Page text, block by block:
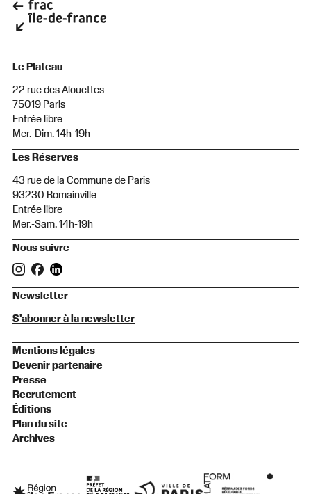
Le Plateau
22 rue des Alouettes
75019 Paris
Entrée libre
Mer.-Dim. 14h-19h
Les Réserves
43 rue de la Commune de Paris
93230 Romainville
Entrée libre
Mer.-Sam. 14h-19h
Nous suivre
Newsletter
S'abonner à la newsletter
Mentions légales
Devenir partenaire
Presse
Recrutement
Éditions
Plan du site
Archives